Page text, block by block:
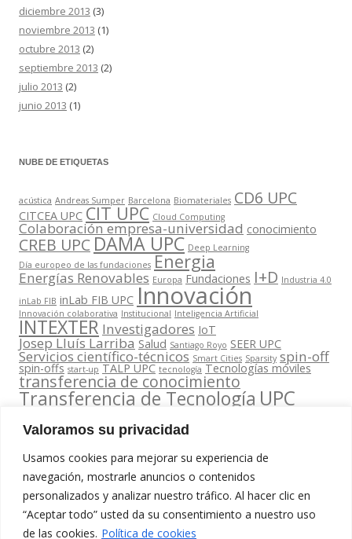
Valoramos su privacidad
Usamos cookies para mejorar su experiencia de
navegación, mostrarle anuncios o contenidos
personalizados y analizar nuestro tráfico. Al hacer clic en
“Aceptar todo” usted da su consentimiento a nuestro uso
de las cookies. Política de cookies
diciembre 2013 (3)
noviembre 2013 (1)
octubre 2013 (2)
septiembre 2013 (2)
julio 2013 (2)
junio 2013 (1)
NUBE DE ETIQUETAS
acústica Andreas Sumper Barcelona Biomateriales CD6 UPC
CITCEA UPC CIT UPC Cloud Computing
Colaboración empresa-universidad conocimiento
CREB UPCDAMA UPC Deep Learning
Día europeo de las fundaciones Energia
Energías Renovables Europa Fundaciones I+D Industria 4.0
inLab FIB inLab FIB UPC Innovación
Innovación colaborativa Institucional Inteligencia Artificial
INTEXTER Investigadores IoT
Josep Lluís Larriba Salud Santiago Royo SEER UPC
Servicios científico-técnicos Smart Cities Sparsity spin-off
spin-offs start-up TALP UPC tecnología Tecnologías móviles
transferencia de conocimiento
Transferencia de Tecnología UPC
Contacta
amb
nosaltres
www.cit.upc.edu
Segueix-nos